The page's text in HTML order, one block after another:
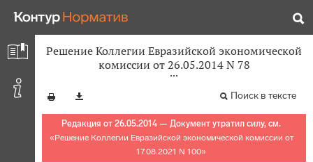
Решение Коллегии Евразийской экономической
комиссии от 26.05.2014 N 78
Поиск в тексте
Редакция от 26.05.2014 — Документ утратил силу, см.
«Решение Коллегии Евразийской экономической комиссии от
17.08.2021 N 100»